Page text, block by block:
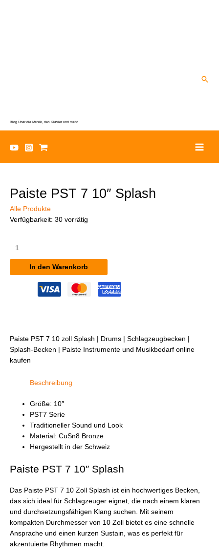
Blog Über die Musik, das Klavier und mehr
Paiste PST 7 10″ Splash
Alle Produkte
Verfügbarkeit: 30 vorrätig
PST
10"
In den Warenkorb
Paiste PST 7 10 zoll Splash | Drums | Schlagzeugbecken |
Splash-Becken | Paiste Instrumente und Musikbedarf online
kaufen
Beschreibung
Größe: 10″
PST7 Serie
Traditioneller Sound und Look
Material: CuSn8 Bronze
Hergestellt in der Schweiz
Paiste PST 7 10″ Splash
Das Paiste PST 7 10 Zoll Splash ist ein hochwertiges Becken,
das sich ideal für Schlagzeuger eignet, die nach einem klaren
und durchsetzungsfähigen Klang suchen. Mit seinem
kompakten Durchmesser von 10 Zoll bietet es eine schnelle
Ansprache und einen kurzen Sustain, was es perfekt für
akzentuierte Rhythmen macht.